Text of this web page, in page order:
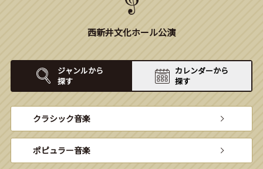
西新井文化ホール公演
ジャンルから
探す
カレンダーから
探す
クラシック音楽
ポピュラー音楽